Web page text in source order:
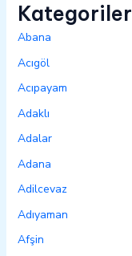
Kategoriler
Abana
Acıgöl
Acıpayam
Adaklı
Adalar
Adana
Adilcevaz
Adıyaman
Afşin